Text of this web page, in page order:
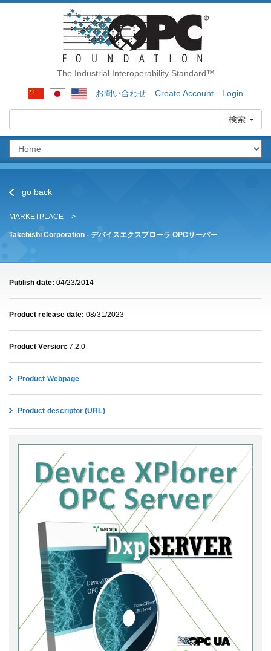
The Industrial Interoperability Standard™
お問い合わせ Create Account Login
検索
go back
MARKETPLACE
Takebishi Corporation - デバイスエクスプローラ OPCサーバー
Publish date: 04/23/2014
Product release date: 08/31/2023
Product Version: 7.2.0
Product Webpage
Product descriptor (URL)